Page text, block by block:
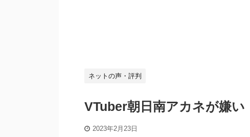
ネットの声・評判
VTuber朝日南アカネが嫌
2023年2月23日